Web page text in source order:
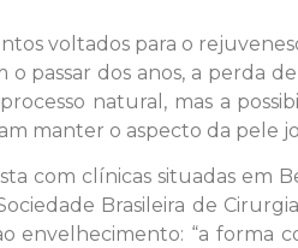
voltados para o
o passar dos anos, a perda
natural, mas a
manter o aspecto da pele
com clínicas situadas em
Brasileira de
envelhecimento: “a forma